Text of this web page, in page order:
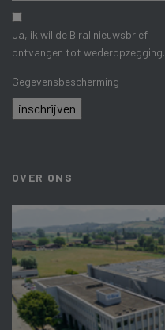
Ja, ik wil de Biral nieuwsbrief
ontvangen tot wederopzegging.
Gegevensbescherming
inschrijven
OVER ONS